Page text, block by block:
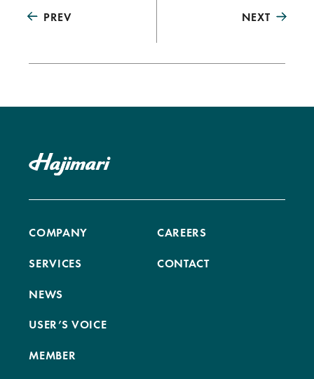
PREV NEXT
COMPANY
SERVICES
NEWS
USER’S VOICE
MEMBER
CAREERS
CONTACT